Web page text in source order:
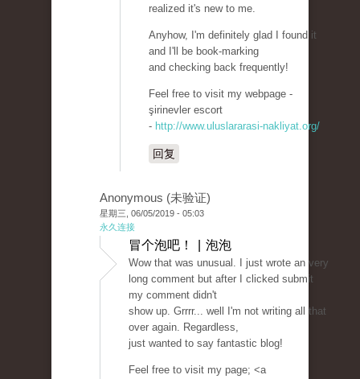
realized it's new to me.
Anyhow, I'm definitely glad I found it
and I'll be book-marking
and checking back frequently!
Feel free to visit my webpage -
şirinevler escort
- http://www.uluslararasi-nakliyat.org/
回复
Anonymous (未验证)
星期三, 06/05/2019 - 05:03
永久连接
冒个泡吧！ | 泡泡
Wow that was unusual. I just wrote an very
long comment but after I clicked submit
my comment didn't
show up. Grrrr... well I'm not writing all that
over again. Regardless,
just wanted to say fantastic blog!
Feel free to visit my page; <a